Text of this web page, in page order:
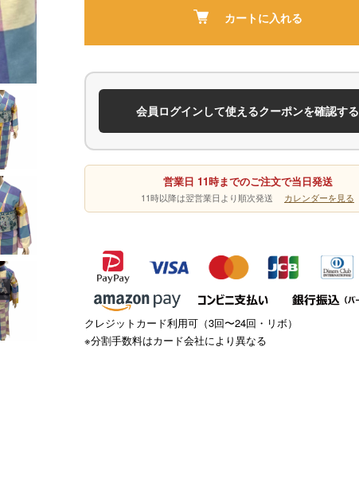
カートに入れる
会員ログインして使えるクーポンを確認する
営業日 11時までのご注文で当日発送
11時以降は翌営業日より順次発送 カレンダーを見る
クレジットカード利用可（3回〜24回・リボ）
※分割手数料はカード会社により異なる